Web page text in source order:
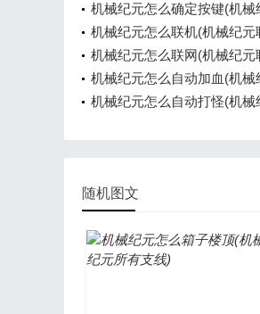
机械纪元怎么确定按键(机械
机械纪元怎么联机(机械纪元
机械纪元怎么联网(机械纪元
机械纪元怎么自动加血(机械
机械纪元怎么自动打怪(机械
随机图文